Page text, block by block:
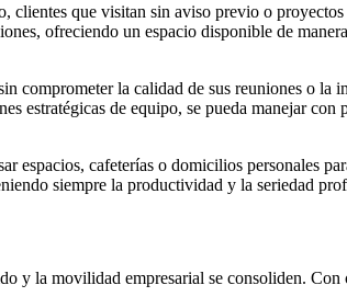
que visitan sin aviso previo o
ofreciendo un espacio disponible de
la calidad de sus reuniones o la
estratégicas de equipo, se pueda manejar
cafeterías o domicilios personales
siempre la productividad y la seriedad
y la movilidad empresarial se consoliden.